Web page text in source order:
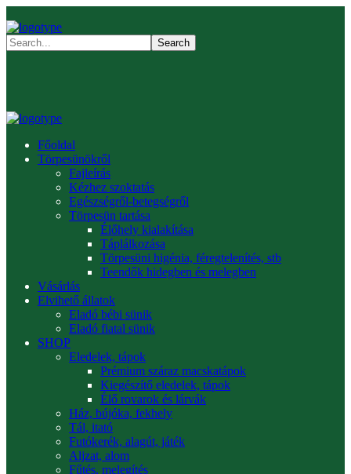
Főoldal
Törpesünökről
Fajleírás
Kézhez szoktatás
Egészségről-betegségről
Törpesün tartása
Élőhely kialakítása
Táplálkozása
Törpesüni higénia, féregtelenítés, stb
Teendők hidegben és melegben
Vásárlás
Elvihető állatok
Eladó bébi sünik
Eladó fiatal sünik
SHOP
Eledelek, tápok
Prémium száraz macskatápok
Kiegészítő eledelek, tápok
Élő rovarok és lárvák
Ház, bújóka, fekhely
Tál, itató
Futókerék, alagút, játék
Aljzat, alom
Fűtés, melegítés